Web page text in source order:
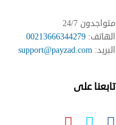
متواجدون 24/7
الهاتف: 00213666344279
البريد: support@payzad.com
تابعنا على